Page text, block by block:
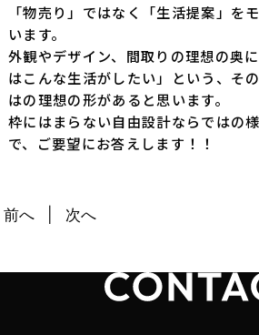
「物売り」ではなく「生活提案」を
います。
外観やデザイン、間取りの理想の奥
はこんな生活がしたい」という、そ
はの理想の形があると思います。
枠にはまらない自由設計ならではの
で、ご要望にお答えします！！
前へ 次へ